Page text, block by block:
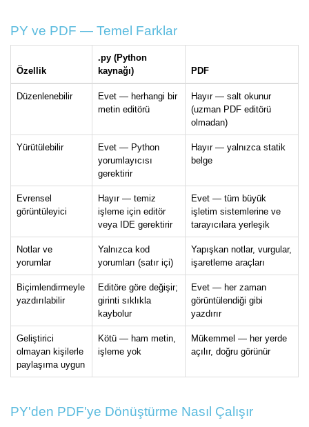
PY ve PDF — Temel Farklar
Özellik
.py (Python
kaynağı)
PDF
Düzenlenebilir
Evet — herhangi bir
metin editörü
Hayır — salt okunur
(uzman PDF editörü
olmadan)
Yürütülebilir
Evet — Python
yorumlayıcısı
gerektirir
Hayır — yalnızca statik
belge
Evrensel
görüntüleyici
Hayır — temiz
işleme için editör
veya IDE gerektirir
Evet — tüm büyük
işletim sistemlerine ve
tarayıcılara yerleşik
Notlar ve
yorumlar
Yalnızca kod
yorumları (satır içi)
Yapışkan notlar, vurgular,
işaretleme araçları
Biçimlendirmeyle
yazdırılabilir
Editöre göre değişir;
girinti sıklıkla
kaybolur
Evet — her zaman
görüntülendiği gibi
yazdırır
Geliştirici
olmayan kişilerle
paylaşıma uygun
Kötü — ham metin,
işleme yok
Mükemmel — her yerde
açılır, doğru görünür
PY'den PDF'ye Dönüştürme Nasıl Çalışır